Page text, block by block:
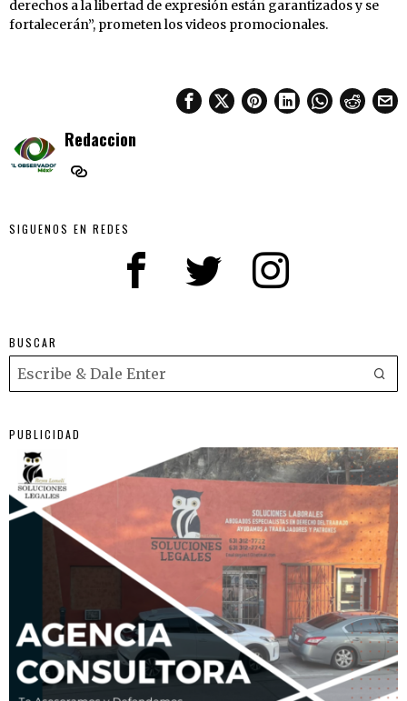
derechos a la libertad de expresión están garantizados y se
fortalecerán”, prometen los videos promocionales.
Redaccion
SIGUENOS EN REDES
BUSCAR
PUBLICIDAD